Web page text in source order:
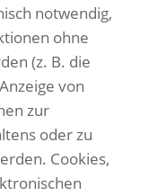
notwendig,
ohne
(z. B. die
von
zur
oder zu
Cookies,